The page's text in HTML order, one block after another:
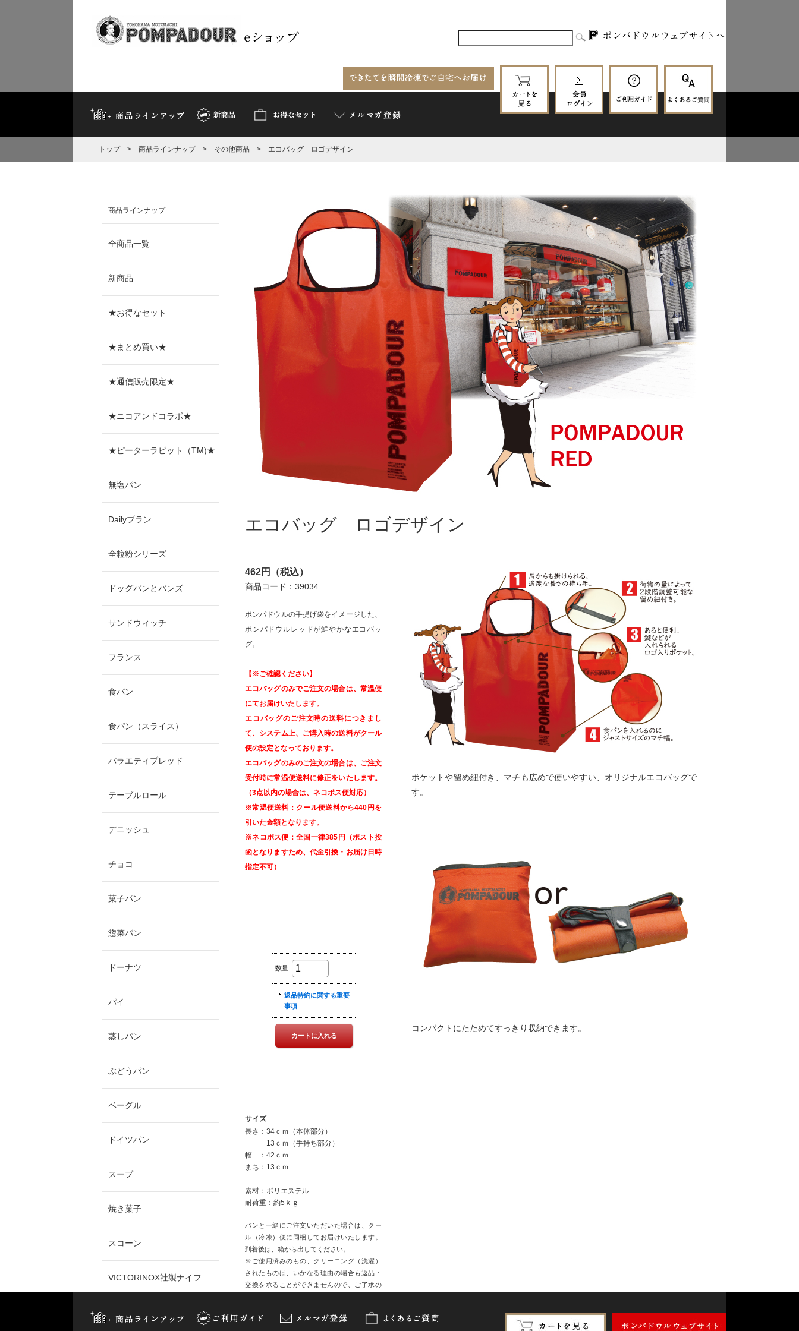
トップ> 商品ラインナップ> その他商品 > エコバッグ ロゴデザイン
エコバッグ ロゴデザイン
462円（税込）
商品コード：39034
ポンパドウルの手提げ袋をイメージした、
ポンパドウルレッドが鮮やかなエコバッ
グ。
【※ご確認ください】
エコバッグのみでご注文の場合は、常温便
にてお届けいたします。
エコバッグのご注文時の送料につきまし
て、システム上、ご購入時の送料がクール
便の設定となっております。
エコバッグのみのご注文の場合は、ご注文
受付時に常温便送料に修正をいたします。
（3点以内の場合は、ネコポス便対応）
※常温便送料：クール便送料から440円を
引いた金額となります。
※ネコポス便：全国一律385円（ポスト投
函となりますため、代金引換・お届け日時
指定不可）
サイズ
長さ：34ｃｍ（本体部分）
13ｃｍ（手持ち部分）
幅 ：42ｃｍ
まち：13ｃｍ
素材：ポリエステル
耐荷重：約5ｋｇ
パンと一緒にご注文いただいた場合は、クー
ル（冷凍）便に同梱してお届けいたします。
到着後は、箱から出してください。
※ご使用済みのもの、クリーニング（洗濯）
されたものは、いかなる理由の場合も返品・
交換を承ることができませんので、ご了承の
ポケットや留め紐付き、マチも広めで使いやすい、オリジナルエコバッグで
す。
コンパクトにたためてすっきり収納できます。
商品ラインナップ
全商品一覧
新商品
★お得なセット
★まとめ買い★
★通信販売限定★
★ニコアンドコラボ★
★ピーターラビット（TM)★
無塩パン
Dailyブラン
全粒粉シリーズ
ドッグパンとバンズ
サンドウィッチ
フランス
食パン
食パン（スライス）
バラエティブレッド
テーブルロール
デニッシュ
チョコ
菓子パン
惣菜パン
ドーナツ
パイ
蒸しパン
ぶどうパン
ベーグル
ドイツパン
スープ
焼き菓子
スコーン
VICTORINOX社製ナイフ